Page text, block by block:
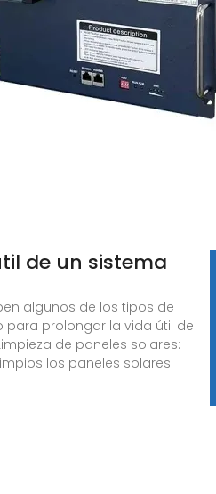
de un sistema
algunos de los tipos de
para prolongar la vida útil de
de paneles solares:
los paneles solares